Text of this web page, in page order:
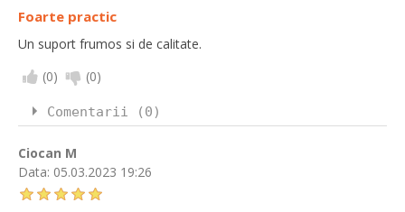
Foarte practic
Un suport frumos si de calitate.
(0) (0)
Comentarii (0)
Ciocan M
Data: 05.03.2023 19:26